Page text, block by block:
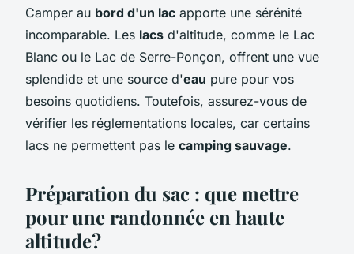
Camper au bord d'un lac apporte une sérénité
incomparable. Les lacs d'altitude, comme le Lac
Blanc ou le Lac de Serre-Ponçon, offrent une vue
splendide et une source d'eau pure pour vos
besoins quotidiens. Toutefois, assurez-vous de
vérifier les réglementations locales, car certains
lacs ne permettent pas le camping sauvage.
Préparation du sac : que mettre
pour une randonnée en haute
altitude?